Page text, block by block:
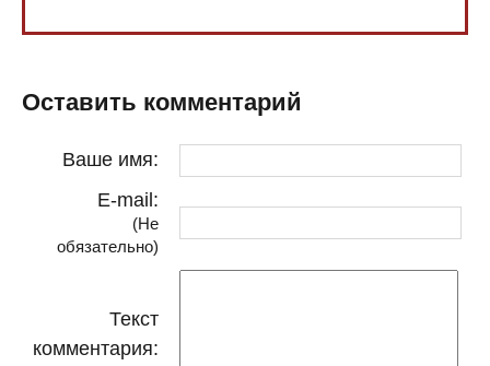
Оставить комментарий
Ваше имя:
E-mail:
(Не
обязательно)
Текст
комментария: